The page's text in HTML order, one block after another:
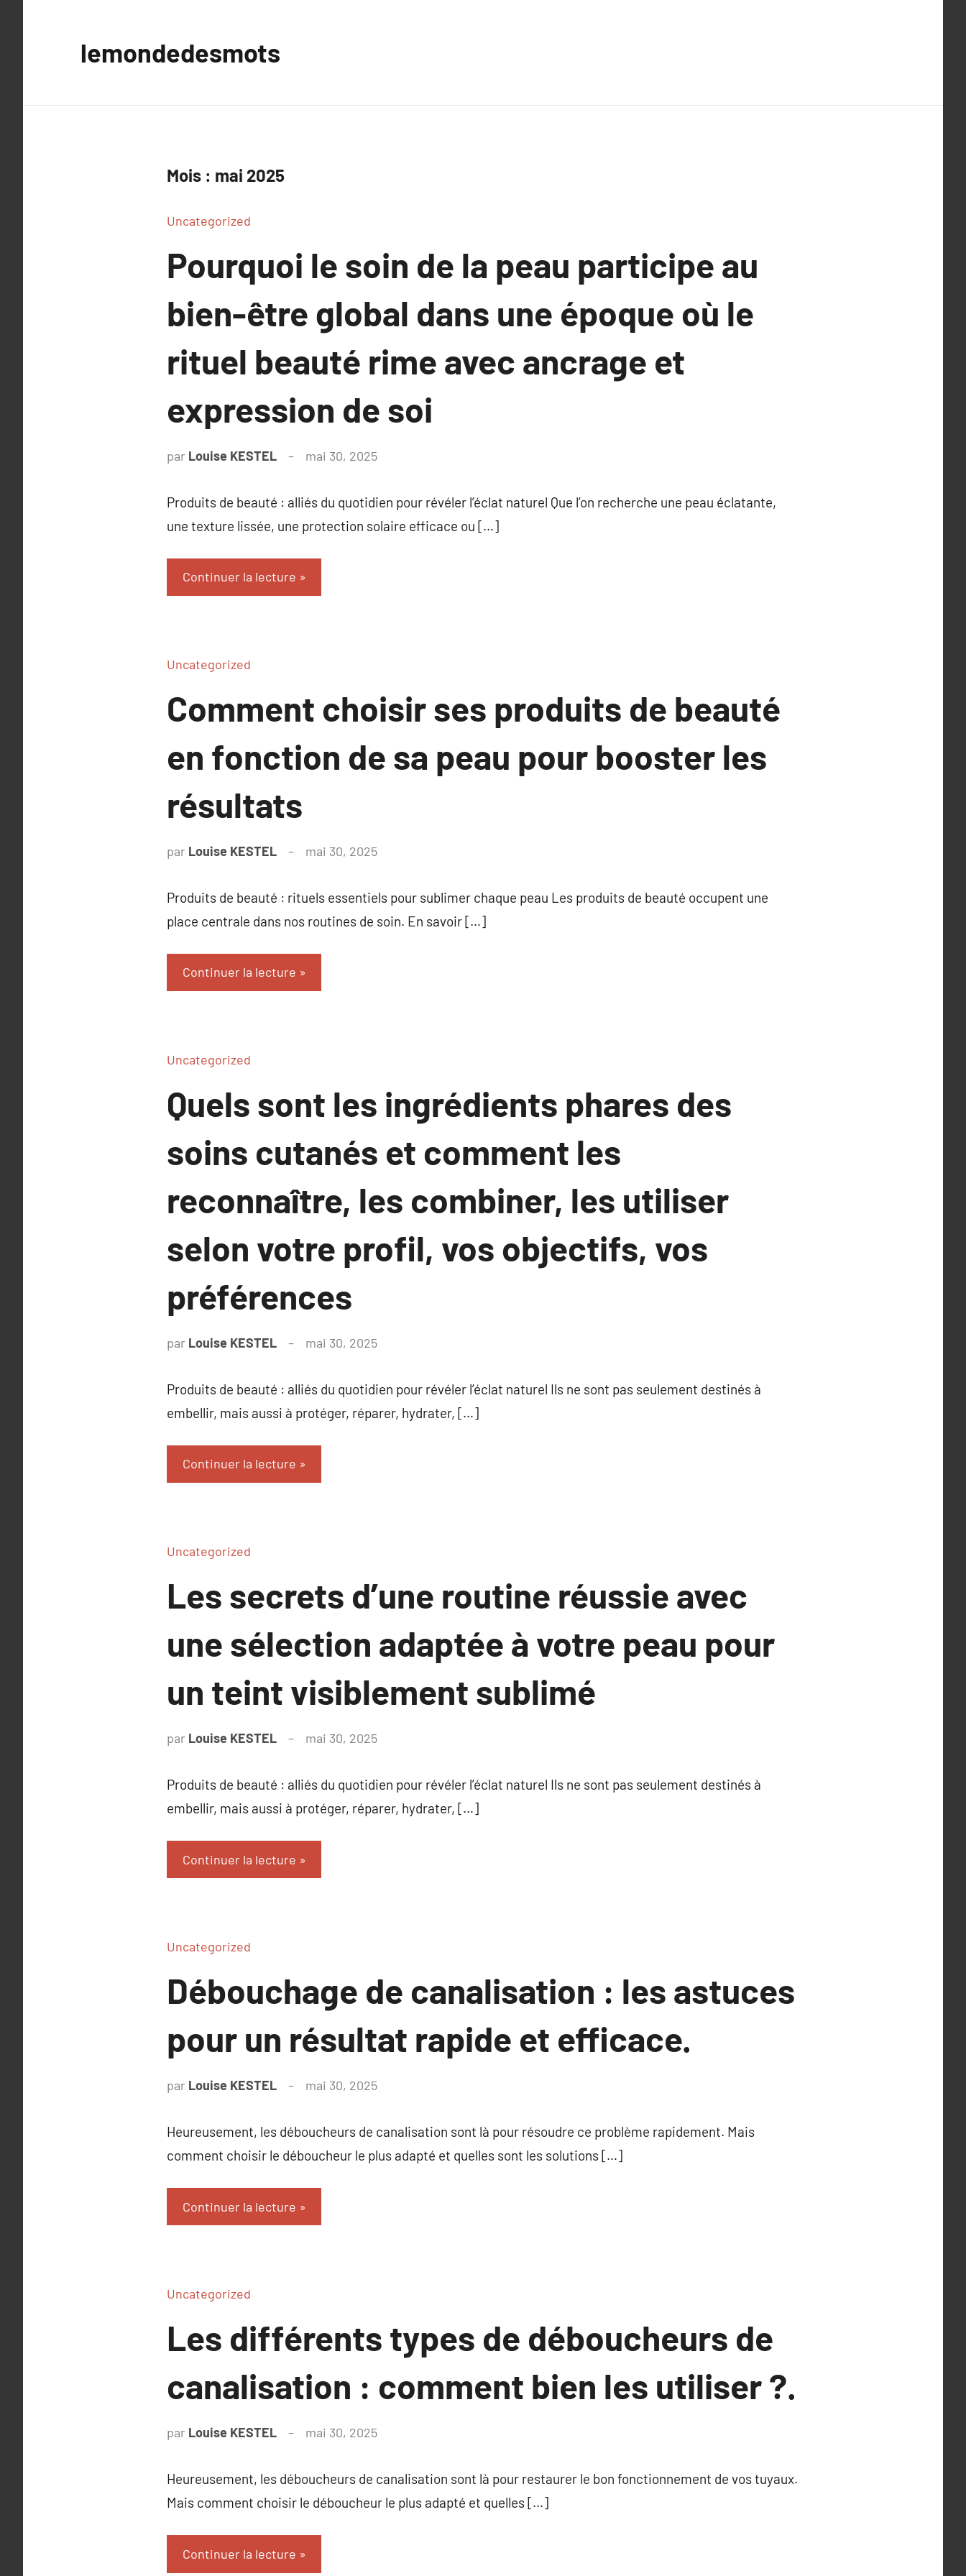
lemondedesmots
Mois : mai 2025
Uncategorized
Pourquoi le soin de la peau participe au
bien-être global dans une époque où le
rituel beauté rime avec ancrage et
expression de soi
par Louise KESTEL mai 30, 2025
Produits de beauté : alliés du quotidien pour révéler l’éclat naturel Que l’on recherche une peau éclatante,
une texture lissée, une protection solaire efficace ou […]
Continuer la lecture
Uncategorized
Comment choisir ses produits de beauté
en fonction de sa peau pour booster les
résultats
par Louise KESTEL mai 30, 2025
Produits de beauté : rituels essentiels pour sublimer chaque peau Les produits de beauté occupent une
place centrale dans nos routines de soin. En savoir […]
Continuer la lecture
Uncategorized
Quels sont les ingrédients phares des
soins cutanés et comment les
reconnaître, les combiner, les utiliser
selon votre profil, vos objectifs, vos
préférences
par Louise KESTEL mai 30, 2025
Produits de beauté : alliés du quotidien pour révéler l’éclat naturel Ils ne sont pas seulement destinés à
embellir, mais aussi à protéger, réparer, hydrater, […]
Continuer la lecture
Uncategorized
Les secrets d’une routine réussie avec
une sélection adaptée à votre peau pour
un teint visiblement sublimé
par Louise KESTEL mai 30, 2025
Produits de beauté : alliés du quotidien pour révéler l’éclat naturel Ils ne sont pas seulement destinés à
embellir, mais aussi à protéger, réparer, hydrater, […]
Continuer la lecture
Uncategorized
Débouchage de canalisation : les astuces
pour un résultat rapide et efficace.
par Louise KESTEL mai 30, 2025
Heureusement, les déboucheurs de canalisation sont là pour résoudre ce problème rapidement. Mais
comment choisir le déboucheur le plus adapté et quelles sont les solutions […]
Continuer la lecture
Uncategorized
Les différents types de déboucheurs de
canalisation : comment bien les utiliser ?.
par Louise KESTEL mai 30, 2025
Heureusement, les déboucheurs de canalisation sont là pour restaurer le bon fonctionnement de vos tuyaux.
Mais comment choisir le déboucheur le plus adapté et quelles […]
Continuer la lecture